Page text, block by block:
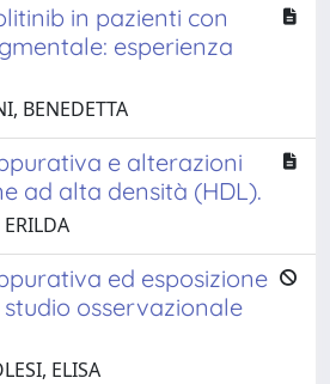
in pazienti con
esperienza
BENEDETTA
e alterazioni
ad alta densità (HDL).
ed esposizione
osservazionale
ELISA